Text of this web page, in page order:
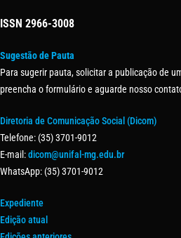
ISSN 2966-3008
Sugestão de Pauta
Para sugerir pauta, solicitar a publicação de
preencha o formulário e aguarde nosso
Diretoria de Comunicação Social (Dicom)
Telefone: (35) 3701-9012
E-mail:dicom@unifal-mg.edu.br
WhatsApp: (35) 3701-9012
Expediente
Edição atual